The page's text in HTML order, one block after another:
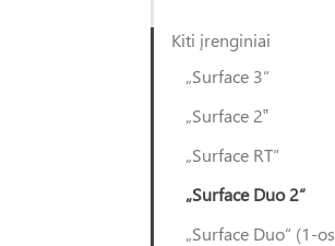
Kiti įrenginiai
„Surface 3“
„Surface 2‟
„Surface RT“
„Surface Duo 2“
„Surface Duo“ (1-os